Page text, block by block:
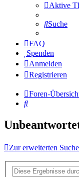
Aktive
Suche
FAQ
Spenden
Anmelden
Registrieren
Foren-
Suche
Zur erweiterten Suche